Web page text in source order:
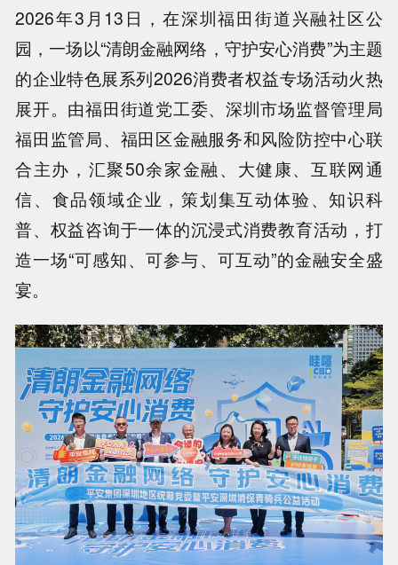
2026年3月13日，在深圳福田街道兴融社区公
园，一场以“清朗金融网络，守护安心消费”为主题
的企业特色展系列2026消费者权益专场活动火热
展开。由福田街道党工委、深圳市场监督管理局
福田监管局、福田区金融服务和风险防控中心联
合主办，汇聚50余家金融、大健康、互联网通
信、食品领域企业，策划集互动体验、知识科
普、权益咨询于一体的沉浸式消费教育活动，打
造一场“可感知、可参与、可互动”的金融安全盛
宴。